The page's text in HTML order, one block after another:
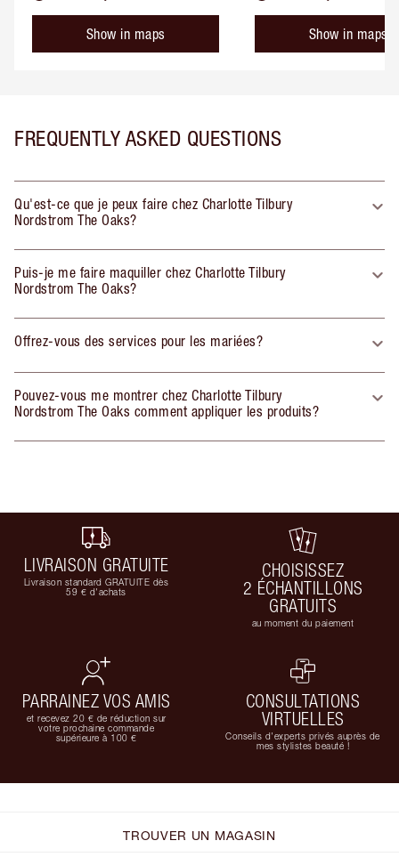
Show in maps Show in maps
FREQUENTLY ASKED QUESTIONS
Qu'est-ce que je peux faire chez Charlotte Tilbury
Nordstrom The Oaks?
Puis-je me faire maquiller chez Charlotte Tilbury
Nordstrom The Oaks?
Offrez-vous des services pour les mariées?
Pouvez-vous me montrer chez Charlotte Tilbury
Nordstrom The Oaks comment appliquer les produits?
LIVRAISON GRATUITE
Livraison standard GRATUITE dès
59 € d'achats
CHOISISSEZ
2 ÉCHANTILLONS
GRATUITS
au moment du paiement
PARRAINEZ VOS AMIS
et recevez 20 € de réduction sur
votre prochaine commande
supérieure à 100 €
CONSULTATIONS
VIRTUELLES
Conseils d'experts privés auprès de
mes stylistes beauté !
TROUVER UN MAGASIN